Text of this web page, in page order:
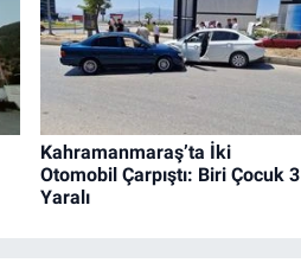
Kahramanmaraş’ta İki
Otomobil Çarpıştı: Biri Çocuk 3
Yaralı